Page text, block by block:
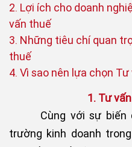
2. Lợi ích cho doanh
vấn thuế
3. Những tiêu chí quan
thuế
4. Vì sao nên lựa chọn
1. Tư
Cùng với sự biến
trường kinh doanh